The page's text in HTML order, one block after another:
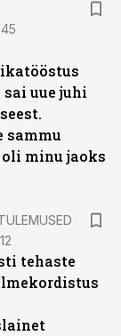
sai uue juhi
sammu
minu jaoks
tehaste